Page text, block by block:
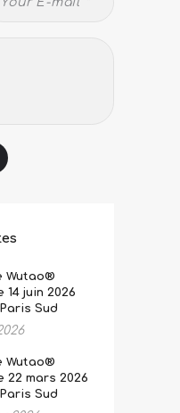
Wutao®
14 juin 2026
Paris Sud
Wutao®
22 mars 2026
Paris Sud